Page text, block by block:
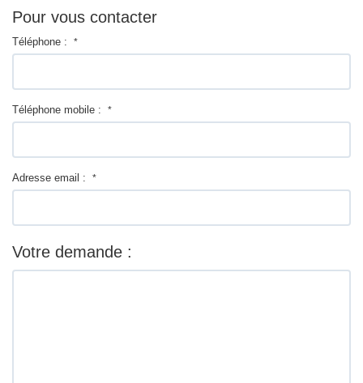
Pour vous contacter
Téléphone : *
Téléphone mobile : *
Adresse email : *
Votre demande :